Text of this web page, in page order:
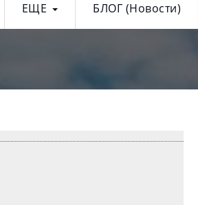
ЕЩЕ БЛОГ (Новости)